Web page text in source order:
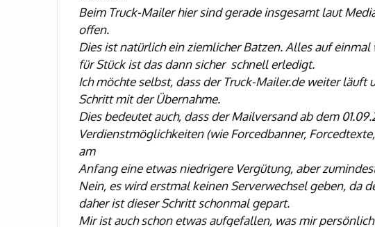
Beim Truck-Mailer hier sind gerade insgesamt laut
offen.
Dies ist natürlich ein ziemlicher Batzen. Alles auf einmal
für Stück ist das dann sicher schnell erledigt.
Ich möchte selbst, dass der Truck-Mailer.de weiter läuft
Schritt mit der Übernahme.
Dies bedeutet auch, dass der Mailversand ab dem
Verdienstmöglichkeiten (wie Forcedbanner,
am
Anfang eine etwas niedrigere Vergütung, aber
Nein, es wird erstmal keinen Serverwechsel geben, da
daher ist dieser Schritt schonmalgepart.
Mir ist auch schon etwas aufgefallen, was mir